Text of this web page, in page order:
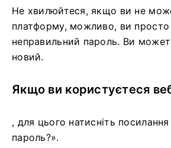
Не хвилюйтеся, якщо ви не
платформу, можливо, ви просто
неправильний пароль. Ви
новий.
Якщо ви користуєтеся
, для цього натисніть
пароль?».